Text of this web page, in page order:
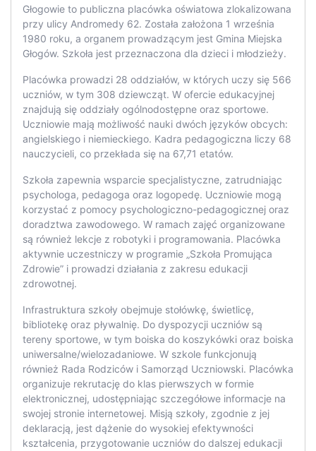
Głogowie to publiczna placówka oświatowa zlokalizowana
przy ulicy Andromedy 62. Została założona 1 września
1980 roku, a organem prowadzącym jest Gmina Miejska
Głogów. Szkoła jest przeznaczona dla dzieci i młodzieży.
Placówka prowadzi 28 oddziałów, w których uczy się 566
uczniów, w tym 308 dziewcząt. W ofercie edukacyjnej
znajdują się oddziały ogólnodostępne oraz sportowe.
Uczniowie mają możliwość nauki dwóch języków obcych:
angielskiego i niemieckiego. Kadra pedagogiczna liczy 68
nauczycieli, co przekłada się na 67,71 etatów.
Szkoła zapewnia wsparcie specjalistyczne, zatrudniając
psychologa, pedagoga oraz logopedę. Uczniowie mogą
korzystać z pomocy psychologiczno-pedagogicznej oraz
doradztwa zawodowego. W ramach zajęć organizowane
są również lekcje z robotyki i programowania. Placówka
aktywnie uczestniczy w programie „Szkoła Promująca
Zdrowie” i prowadzi działania z zakresu edukacji
zdrowotnej.
Infrastruktura szkoły obejmuje stołówkę, świetlicę,
bibliotekę oraz pływalnię. Do dyspozycji uczniów są
tereny sportowe, w tym boiska do koszykówki oraz boiska
uniwersalne/wielozadaniowe. W szkole funkcjonują
również Rada Rodziców i Samorząd Uczniowski. Placówka
organizuje rekrutację do klas pierwszych w formie
elektronicznej, udostępniając szczegółowe informacje na
swojej stronie internetowej. Misją szkoły, zgodnie z jej
deklaracją, jest dążenie do wysokiej efektywności
kształcenia, przygotowanie uczniów do dalszej edukacji